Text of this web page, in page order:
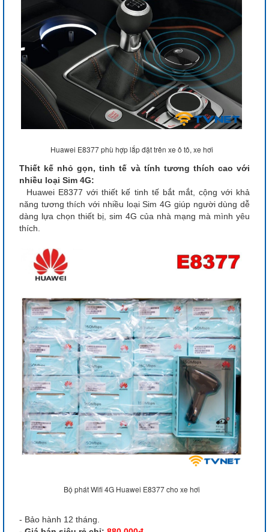
Huawei E8377 phù hợp lắp đặt trên xe ô tô, xe hơi
Thiết kế nhỏ gọn, tinh tế và tính tương thích cao với
nhiều loại Sim 4G:
Huawei E8377 với thiết kế tinh tế bắt mắt, cộng với khả
năng tương thích với nhiều loại Sim 4G giúp người dùng dễ
dàng lựa chọn thiết bị, sim 4G của nhà mạng mà mình yêu
thích.
Bộ phát Wifi 4G Huawei E8377 cho xe hơi
- Bảo hành 12 tháng.